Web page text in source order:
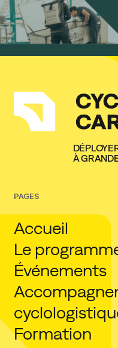
À
PAGES
Accueil
Le
Événements
Formation